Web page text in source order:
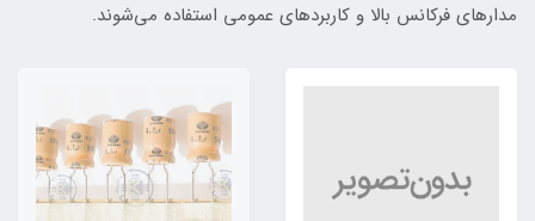
مدارهای فرکانس بالا و کاربردهای عمومی استفاده می‌شوند.